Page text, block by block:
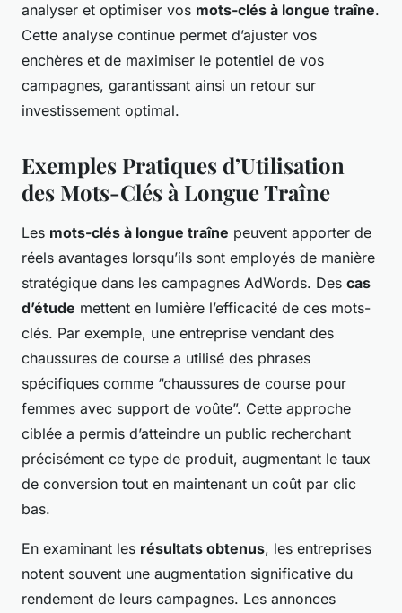
analyser et optimiser vos mots-clés à longue traîne.
Cette analyse continue permet d’ajuster vos
enchères et de maximiser le potentiel de vos
campagnes, garantissant ainsi un retour sur
investissement optimal.
Exemples Pratiques d’Utilisation
des Mots-Clés à Longue Traîne
Les mots-clés à longue traîne peuvent apporter de
réels avantages lorsqu’ils sont employés de manière
stratégique dans les campagnes AdWords. Des cas
d’étude mettent en lumière l’efficacité de ces mots-
clés. Par exemple, une entreprise vendant des
chaussures de course a utilisé des phrases
spécifiques comme “chaussures de course pour
femmes avec support de voûte”. Cette approche
ciblée a permis d’atteindre un public recherchant
précisément ce type de produit, augmentant le taux
de conversion tout en maintenant un coût par clic
bas.
En examinant les résultats obtenus, les entreprises
notent souvent une augmentation significative du
rendement de leurs campagnes. Les annonces